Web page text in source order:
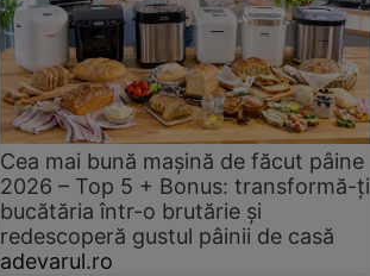
Cea mai bună mașină de făcut pâine
2026 – Top 5 + Bonus: transformă-ți
bucătăria într-o brutărie și
redescoperă gustul pâinii de casă
adevarul.ro